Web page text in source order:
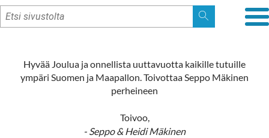
Hyvää Joulua ja onnellista uuttavuotta kaikille tutuille
ympäri Suomen ja Maapallon. Toivottaa Seppo Mäkinen
perheineen
Toivoo,
- Seppo & Heidi Mäkinen